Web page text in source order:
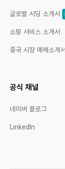
글로벌 시딩 소개서
쇼핑 서비스 소개서
중국 시장 매체소개서
공식 채널
네이버 블로그
LinkedIn